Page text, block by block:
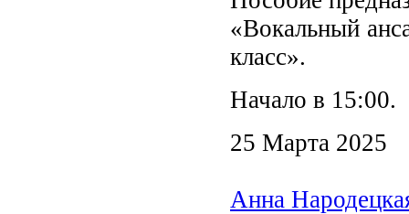
«Вокальный
класс».
Начало в 15:00.
25 Марта 2025
Анна